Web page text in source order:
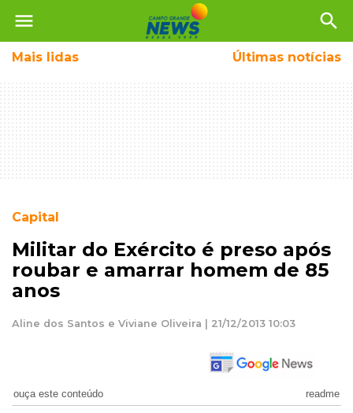
menu search
Mais lidas Últimas notícias
Capital
Militar do Exército é preso após
roubar e amarrar homem de 85
anos
Aline dos Santos e Viviane Oliveira | 21/12/2013 10:03
ouça este conteúdo readme